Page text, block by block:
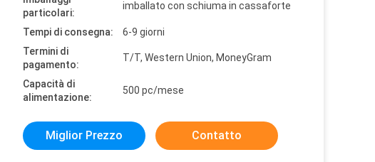
particolari:
imballato con schiuma in cassaforte
Tempi di consegna:
6-9 giorni
Termini di
pagamento:
T/T, Western Union, MoneyGram
Capacità di
alimentazione:
500 pc/mese
Miglior Prezzo Contatto